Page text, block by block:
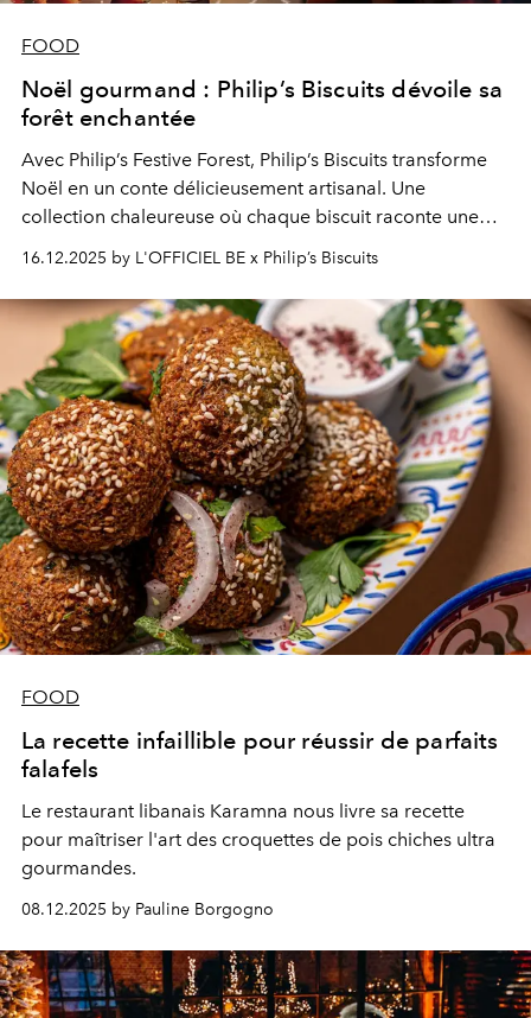
FOOD
Noël gourmand : Philip’s Biscuits dévoile sa
forêt enchantée
Avec Philip’s Festive Forest, Philip’s Biscuits transforme
Noël en un conte délicieusement artisanal. Une
collection chaleureuse où chaque biscuit raconte une
16.12.2025 by L'OFFICIEL BE x Philip’s Biscuits
FOOD
La recette infaillible pour réussir de parfaits
falafels
Le restaurant libanais Karamna nous livre sa recette
pour maîtriser l'art des croquettes de pois chiches ultra
gourmandes.
08.12.2025 by Pauline Borgogno